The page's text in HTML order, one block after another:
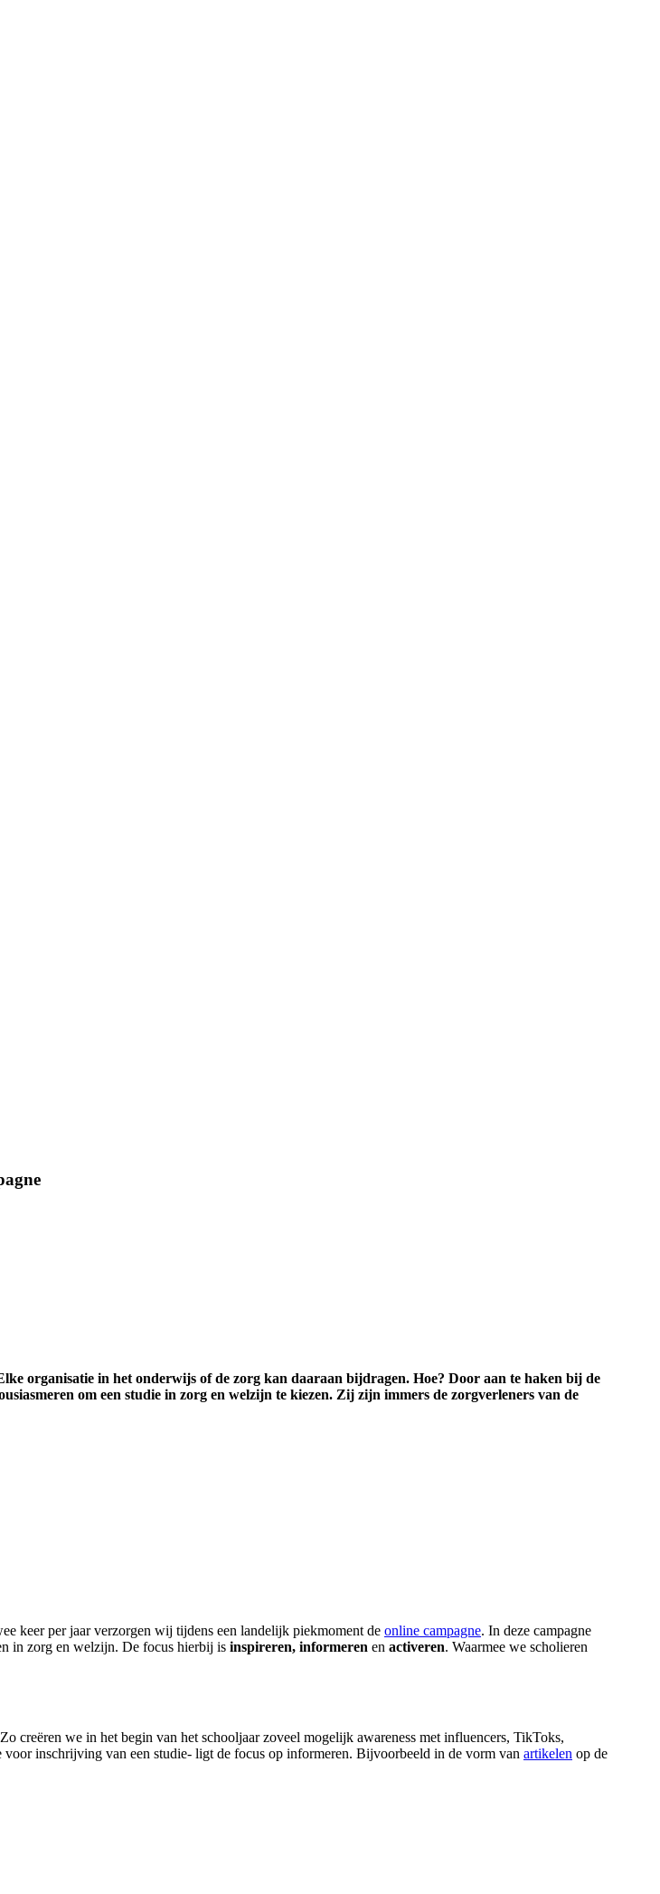
organisatie in het onderwijs of de zorg kan daaraan bijdragen. Hoe? Door aan te haken bij de
om een studie in zorg en welzijn te kiezen. Zij zijn immers de zorgverleners van de
keer per jaar verzorgen wij tijdens een landelijk piekmoment de online campagne. In deze campagne
in zorg en welzijn. De focus hierbij is inspireren, informeren en activeren. Waarmee we scholieren
creëren we in het begin van het schooljaar zoveel mogelijk awareness met influencers, TikToks,
inschrijving van een studie- ligt de focus op informeren. Bijvoorbeeld in de vorm van artikelen op de